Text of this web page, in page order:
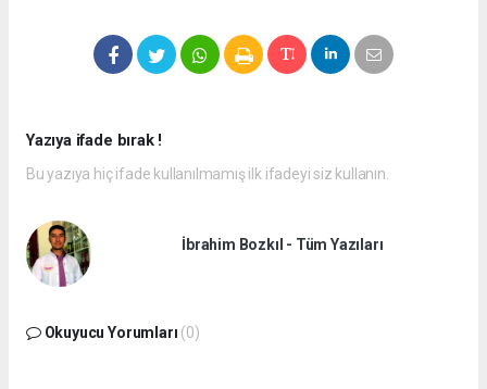
Yazıya ifade bırak !
Bu yazıya hiç ifade kullanılmamış ilk ifadeyi siz kullanın.
İbrahim Bozkıl - Tüm Yazıları
Okuyucu Yorumları (0)